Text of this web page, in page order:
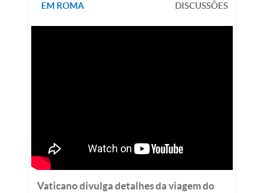
EM ROMA DISCUSSÕES
Vaticano divulga detalhes da viagem do